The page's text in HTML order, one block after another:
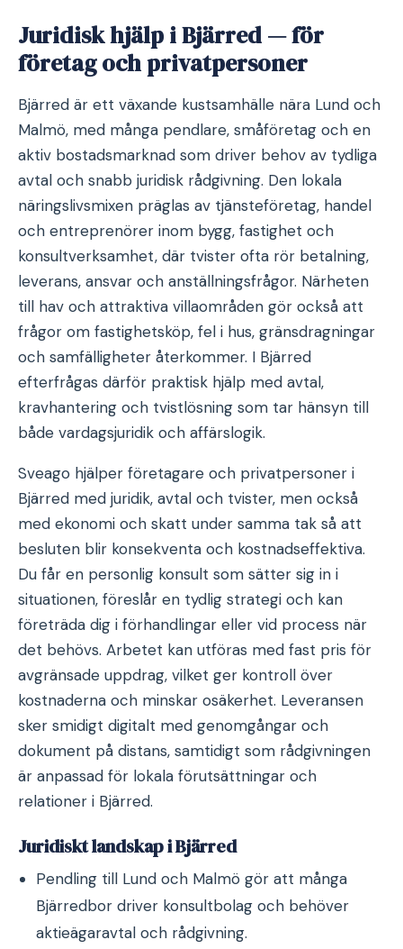
Juridisk hjälp i Bjärred — för
företag och privatpersoner
Bjärred är ett växande kustsamhälle nära Lund och
Malmö, med många pendlare, småföretag och en
aktiv bostadsmarknad som driver behov av tydliga
avtal och snabb juridisk rådgivning. Den lokala
näringslivsmixen präglas av tjänsteföretag, handel
och entreprenörer inom bygg, fastighet och
konsultverksamhet, där tvister ofta rör betalning,
leverans, ansvar och anställningsfrågor. Närheten
till hav och attraktiva villaområden gör också att
frågor om fastighetsköp, fel i hus, gränsdragningar
och samfälligheter återkommer. I Bjärred
efterfrågas därför praktisk hjälp med avtal,
kravhantering och tvistlösning som tar hänsyn till
både vardagsjuridik och affärslogik.
Sveago hjälper företagare och privatpersoner i
Bjärred med juridik, avtal och tvister, men också
med ekonomi och skatt under samma tak så att
besluten blir konsekventa och kostnadseffektiva.
Du får en personlig konsult som sätter sig in i
situationen, föreslår en tydlig strategi och kan
företräda dig i förhandlingar eller vid process när
det behövs. Arbetet kan utföras med fast pris för
avgränsade uppdrag, vilket ger kontroll över
kostnaderna och minskar osäkerhet. Leveransen
sker smidigt digitalt med genomgångar och
dokument på distans, samtidigt som rådgivningen
är anpassad för lokala förutsättningar och
relationer i Bjärred.
Juridiskt landskap i Bjärred
Pendling till Lund och Malmö gör att många
Bjärredbor driver konsultbolag och behöver
aktieägaravtal och rådgivning.